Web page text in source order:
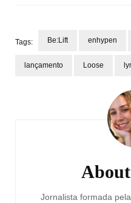
Tags: Be:Lift enhypen
lançamento Loose
Jornalista formada